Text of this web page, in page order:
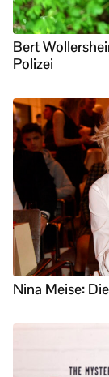
Bert
Polizei
Nina Meise: